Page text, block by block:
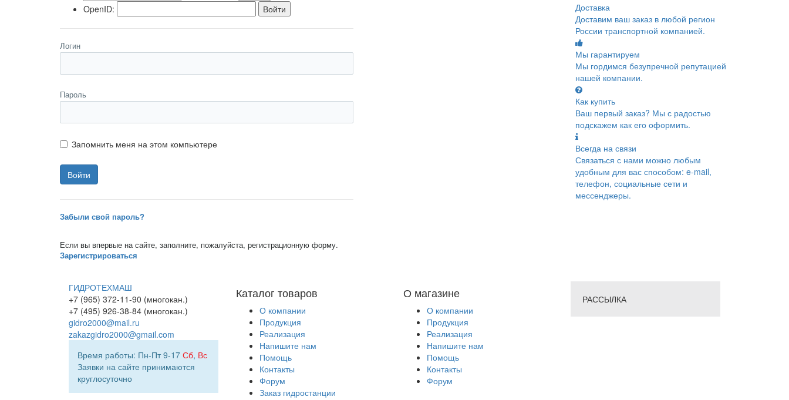
OpenID:
Логин
Пароль
Запомнить меня на этом компьютере
Забыли свой пароль?
Если вы впервые на сайте, заполните, пожалуйста, регистрационную форму.
Зарегистрироваться
Доставка
Доставим ваш заказ в любой регион
России транспортной компанией.
Мы гарантируем
Мы гордимся безупречной репутацией
нашей компании.
Как купить
Ваш первый заказ? Мы с радостью
подскажем как его оформить.
Всегда на связи
Связаться с нами можно любым
удобным для вас способом: e-mail,
телефон, социальные сети и
мессенджеры.
О магазине
О компании
Продукция
Реализация
Напишите нам
Помощь
Контакты
Форум
Каталог товаров
О компании
Продукция
Реализация
Напишите нам
Помощь
Контакты
Форум
Заказ гидростанции
РАССЫЛКА
ГИДРОТЕХМАШ
+7 (965) 372-11-90 (многокан.)
+7 (495) 926-38-84 (многокан.)
gidro2000@mail.ru
zakazgidro2000@gmail.com
Время работы: Пн-Пт 9-17 Сб, Вс
Заявки на сайте принимаются
круглосуточно